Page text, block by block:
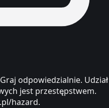
Graj odpowiedzialnie. Udział
jest przestępstwem.
hazard.